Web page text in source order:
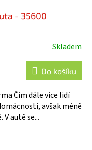
- 35600
Skladem
Do košíku
Čím dále více lidí
avšak méně
autě se...